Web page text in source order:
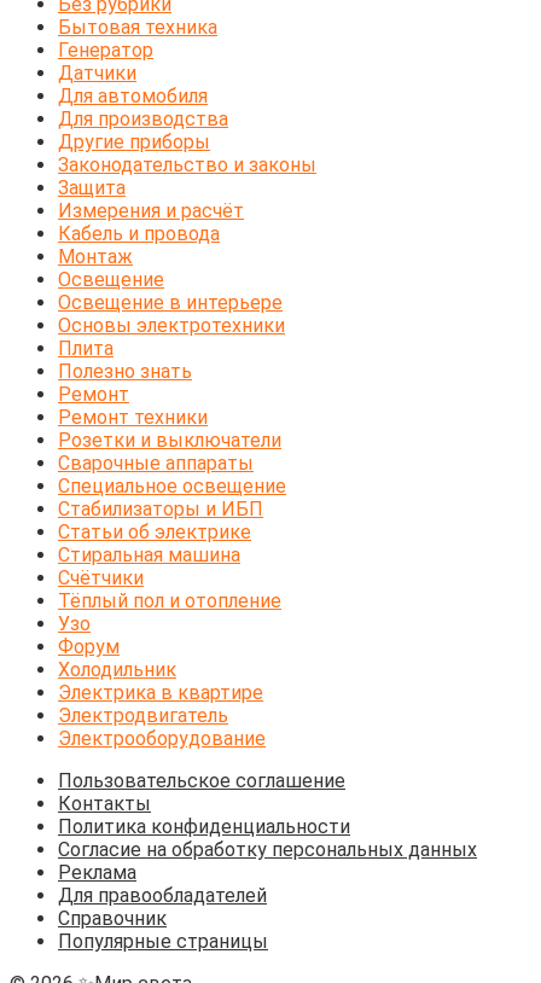
Бытовая техника
Генератор
Датчики
Для автомобиля
Для производства
Другие приборы
Законодательство и законы
Защита
Измерения и расчёт
Кабель и провода
Монтаж
Освещение
Освещение в интерьере
Основы электротехники
Плита
Полезно знать
Ремонт
Ремонт техники
Розетки и выключатели
Сварочные аппараты
Специальное освещение
Стабилизаторы и ИБП
Статьи об электрике
Стиральная машина
Счётчики
Тёплый пол и отопление
Узо
Форум
Холодильник
Электрика в квартире
Электродвигатель
Электрооборудование
Пользовательское соглашение
Контакты
Политика конфиденциальности
Согласие на обработку персональных данных
Реклама
Для правообладателей
Справочник
Популярные страницы